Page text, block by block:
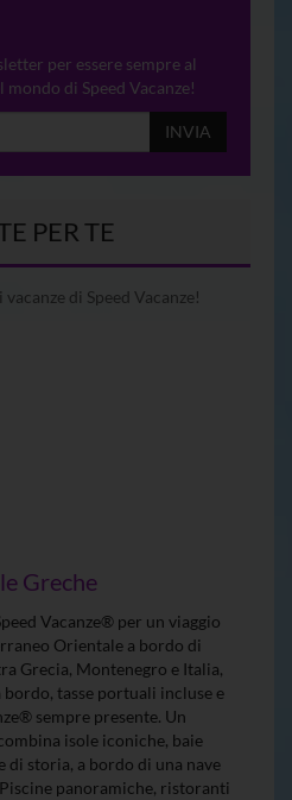
per essere sempre al
di Speed Vacanze!
INVIA
PER TE
di Speed Vacanze!
Greche
Vacanze® per un viaggio
Orientale a bordo di
Grecia, Montenegro e Italia,
tasse portuali incluse e
sempre presente. Un
isole iconiche, baie
storia, a bordo di una nave
panoramiche, ristoranti